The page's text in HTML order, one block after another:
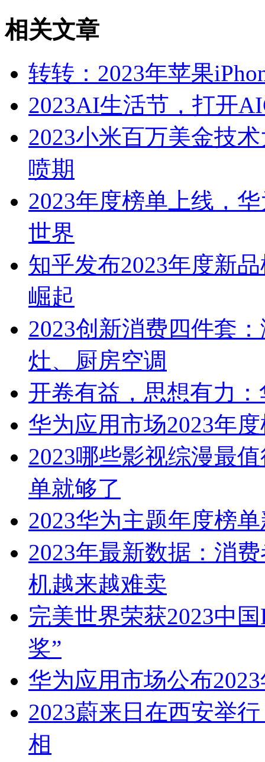
相关文章
转转：2023年苹果
2023AI生活节，打开
2023小米百万美金技
喷期
2023年度榜单上线，
世界
知乎发布2023年度新
崛起
2023创新消费四件套
灶、厨房空调
开卷有益，思想有力
华为应用市场2023年
2023哪些影视综漫最
单就够了
2023华为主题年度榜
2023年最新数据：消
机越来越难卖
完美世界荣获2023中
奖”
华为应用市场公布
2023蔚来日在西安举
相